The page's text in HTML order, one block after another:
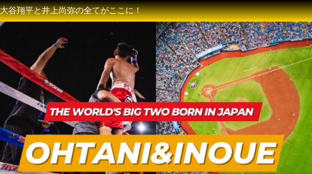
大谷翔平と井上尚弥の全てがここに！